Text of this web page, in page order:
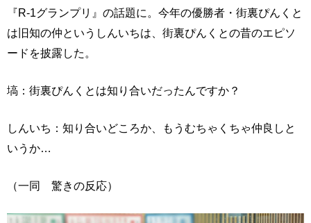
『R-1グランプリ』の話題に。今年の優勝者・街裏ぴんくと
は旧知の仲というしんいちは、街裏ぴんくとの昔のエピソ
ードを披露した。
塙：街裏ぴんくとは知り合いだったんですか？
しんいち：知り合いどころか、もうむちゃくちゃ仲良しと
いうか…
（一同 驚きの反応）